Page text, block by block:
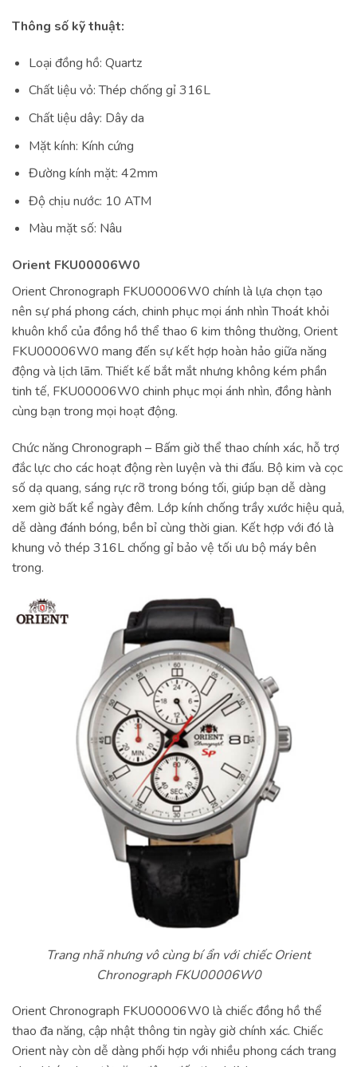
Thông số kỹ thuật:
Loại đồng hồ: Quartz
Chất liệu vỏ: Thép chống gỉ 316L
Chất liệu dây: Dây da
Mặt kính: Kính cứng
Đường kính mặt: 42mm
Độ chịu nước: 10 ATM
Màu mặt số: Nâu
Orient FKU00006W0
Orient Chronograph FKU00006W0 chính là lựa chọn tạo
nên sự phá phong cách, chinh phục mọi ánh nhìn Thoát khỏi
khuôn khổ của đồng hồ thể thao 6 kim thông thường, Orient
FKU00006W0 mang đến sự kết hợp hoàn hảo giữa năng
động và lịch lãm. Thiết kế bắt mắt nhưng không kém phần
tinh tế, FKU00006W0 chinh phục mọi ánh nhìn, đồng hành
cùng bạn trong mọi hoạt động.
Chức năng Chronograph – Bấm giờ thể thao chính xác, hỗ trợ
đắc lực cho các hoạt động rèn luyện và thi đấu. Bộ kim và cọc
số dạ quang, sáng rực rỡ trong bóng tối, giúp bạn dễ dàng
xem giờ bất kể ngày đêm. Lớp kính chống trầy xước hiệu quả,
dễ dàng đánh bóng, bền bỉ cùng thời gian. Kết hợp với đó là
khung vỏ thép 316L chống gỉ bảo vệ tối ưu bộ máy bên
trong.
Trang nhã nhưng vô cùng bí ẩn với chiếc Orient
Chronograph FKU00006W0
Orient Chronograph FKU00006W0 là chiếc đồng hồ thể
thao đa năng, cập nhật thông tin ngày giờ chính xác. Chiếc
Orient này còn dễ dàng phối hợp với nhiều phong cách trang